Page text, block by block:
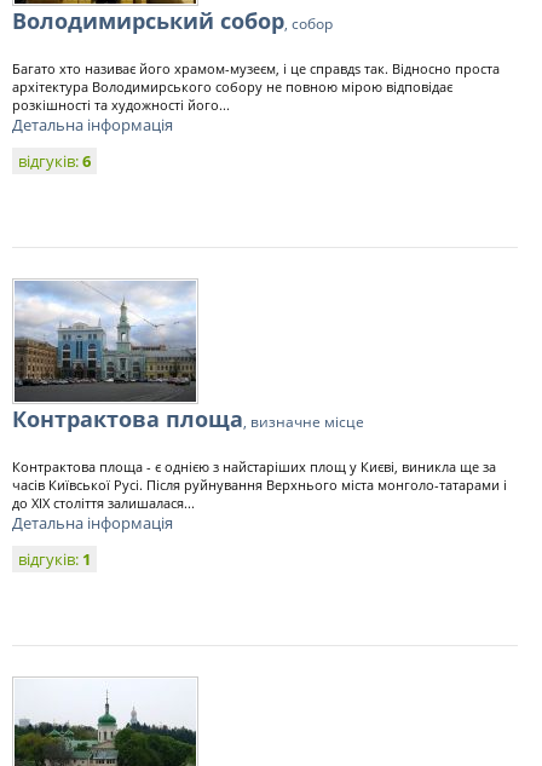
Володимирський собор, собор
Багато хто називає його храмом-музеєм, і це справдs так. Відносно проста
архітектура Володимирського собору не повною мірою відповідає
розкішності та художності його...
Детальна інформація
відгуків:6
Контрактова площа, визначне місце
Контрактова площа - є однією з найстаріших площ у Києві, виникла ще за
часів Київської Русі. Після руйнування Верхнього міста монголо-татарами і
до XIX століття залишалася...
Детальна інформація
відгуків: 1